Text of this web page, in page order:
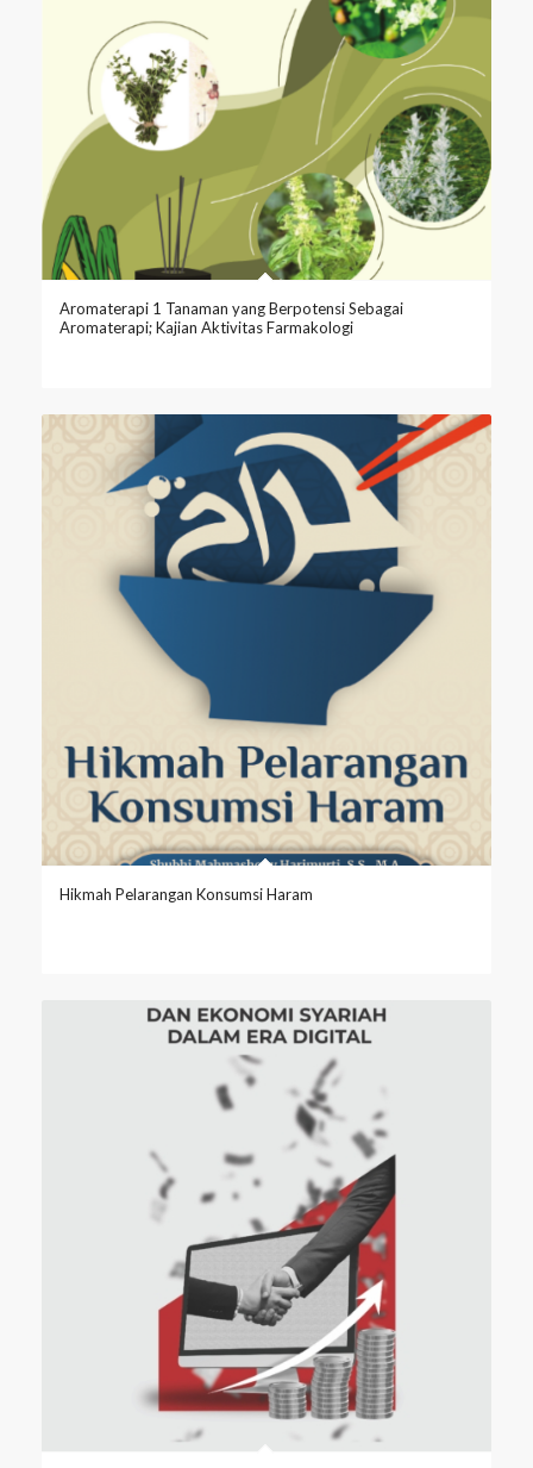
Aromaterapi 1 Tanaman yang Berpotensi Sebagai
Aromaterapi; Kajian Aktivitas Farmakologi
Hikmah Pelarangan Konsumsi Haram